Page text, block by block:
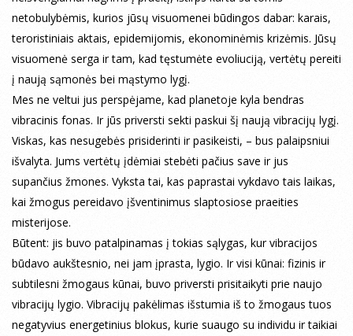
netobulybėmis, kurios jūsų visuomenei būdingos dabar: karais,
teroristiniais aktais, epidemijomis, ekonominėmis krizėmis. Jūsų
visuomenė serga ir tam, kad tęstumėte evoliuciją, vertėtų pereiti
į naują sąmonės bei mąstymo lygį.
Mes ne veltui jus perspėjame, kad planetoje kyla bendras
vibracinis fonas. Ir jūs priversti sekti paskui šį naują vibracijų lygį.
Viskas, kas nesugebės prisiderinti ir pasikeisti, – bus palaipsniui
išvalyta. Jums vertėtų įdėmiai stebėti pačius save ir jus
supančius žmones. Vyksta tai, kas paprastai vykdavo tais laikas,
kai žmogus pereidavo įšventinimus slaptosiose praeities
misterijose.
Būtent: jis buvo patalpinamas į tokias sąlygas, kur vibracijos
būdavo aukštesnio, nei jam įprasta, lygio. Ir visi kūnai: fizinis ir
subtilesni žmogaus kūnai, buvo priversti prisitaikyti prie naujo
vibracijų lygio. Vibracijų pakėlimas išstumia iš to žmogaus tuos
negatyvius energetinius blokus, kurie suaugo su individu ir taikiai